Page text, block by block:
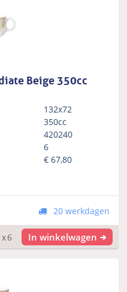
Beige 350cc
132x72
350cc
420240
6
€67,80
20 werkdagen
x6 In winkelwagen